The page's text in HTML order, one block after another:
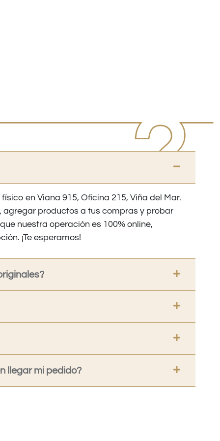
en Viana 915, Oficina 215, Viña del Mar.
agregar productos a tus compras y probar
nuestra operación es 100% online,
¡Te esperamos!
llegar mi pedido?